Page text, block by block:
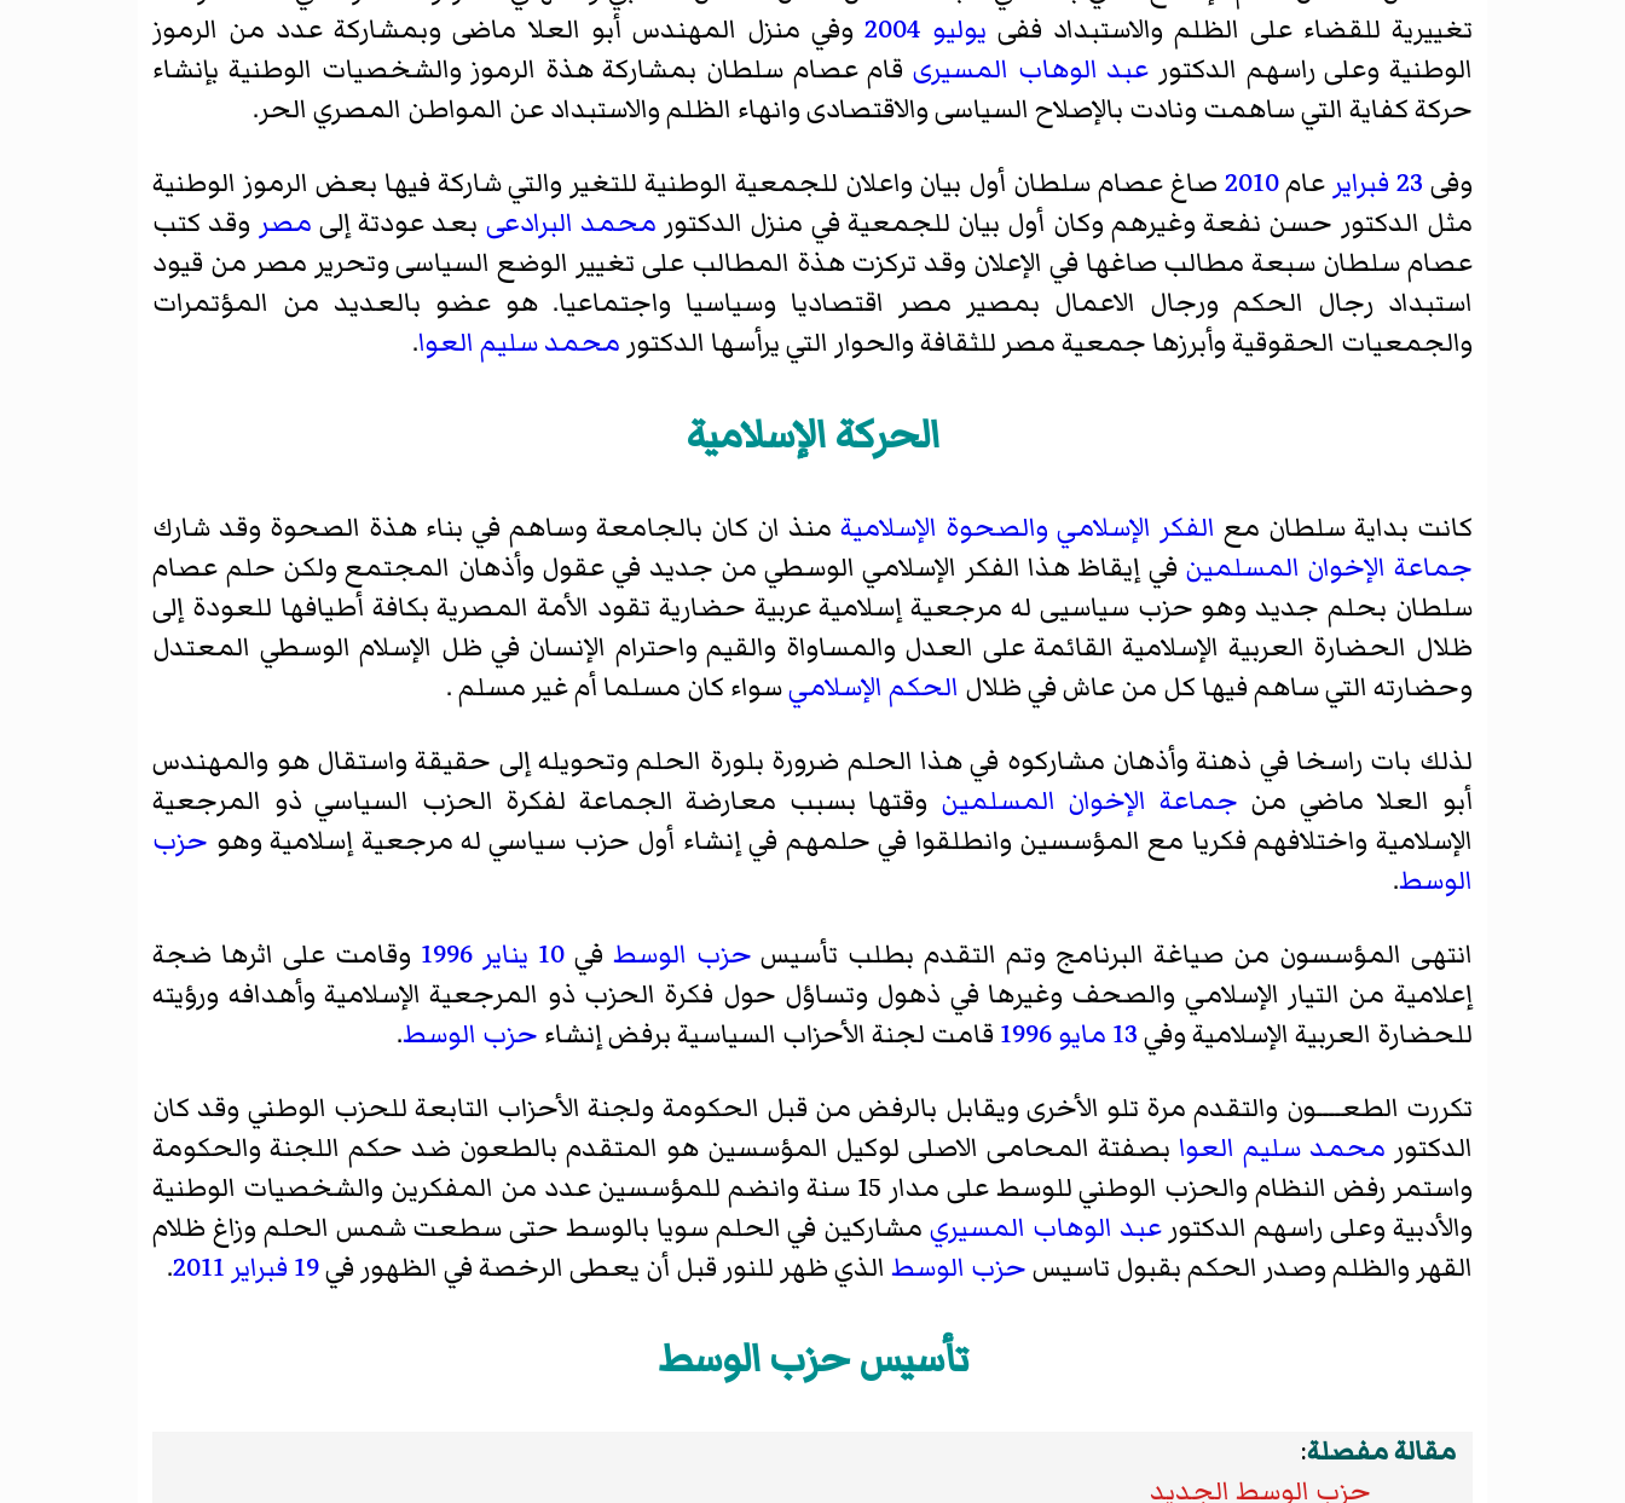
تغييرية للقضاء على الظلم والاستبداد ففى يوليو 2004 وفي منزل المهندس أبو العلا ماضىوبمشاركة عدد من الرموز
الوطنية وعلى راسهم الدكتور عبد الوهاب المسيرى قام عصام سلطان بمشاركة هذة الرموز والشخصيات الوطنية بإنشاء
حركة كفاية التي ساهمت ونادت بالإصلاح السياسى والاقتصادى وانهاء الظلم والاستبداد عن المواطن المصري الحر.
وفى 23 فبراير عام2010 صاغ عصام سلطان أول بيان واعلان للجمعية الوطنية للتغير والتي شاركة فيها بعض الرموز الوطنية
مثل الدكتور حسن نفعة وغيرهم وكان أول بيان للجمعية في منزل الدكتور محمد البرادعى بعد عودتة إلى مصر وقد كتب
عصام سلطان سبعة مطالب صاغها في الإعلان وقد تركزت هذة المطالب على تغيير الوضع السياسى وتحرير مصر من قيود
استبداد رجال الحكم ورجال الاعمال بمصير مصر اقتصاديا وسياسيا واجتماعيا. هو عضو بالعديد من المؤتمرات
والجمعيات الحقوقية وأبرزها جمعية مصر للثقافة والحوار التي يرأسها الدكتور محمد سليم العوا.
الحركة الإسلامية
كانت بداية سلطان مع الفكر الإسلامي والصحوة الإسلامية منذ ان كان بالجامعة وساهم في بناء هذة الصحوة وقد شارك
جماعة الإخوان المسلمين في إيقاظ هذا الفكر الإسلامي الوسطي من جديد في عقول وأذهان المجتمع ولكن حلم عصام
سلطان بحلم جديد وهو حزب سياسيى له مرجعية إسلامية عربية حضارية تقود الأمة المصرية بكافة أطيافها للعودة إلى
ظلال الحضارة العربية الإسلامية القائمة على العدل والمساواة والقيم واحترام الإنسان في ظل الإسلام الوسطي المعتدل
وحضارته التي ساهم فيها كل من عاش في ظلال الحكم الإسلاميسواء كان مسلما أم غير مسلم .
لذلك بات راسخا في ذهنة وأذهان مشاركوه في هذا الحلم ضرورة بلورة الحلم وتحويله إلى حقيقة واستقال هو والمهندس
أبو العلا ماضي من جماعة الإخوان المسلمين وقتها بسبب معارضة الجماعة لفكرة الحزب السياسي ذو المرجعية
الإسلامية واختلافهم فكريا مع المؤسسين وانطلقوا في حلمهم في إنشاء أول حزب سياسي له مرجعية إسلامية وهو حزب
الوسط.
انتهى المؤسسون من صياغة البرنامج وتم التقدم بطلب تأسيس حزب الوسط في10 يناير 1996 وقامت على اثرها ضجة
إعلامية من التيار الإسلامي والصحف وغيرها في ذهول وتساؤل حول فكرة الحزب ذو المرجعية الإسلامية وأهدافه ورؤيته
للحضارة العربية الإسلامية وفي13 مايو 1996 قامت لجنة الأحزاب السياسية برفض إنشاء حزب الوسط.
تكررت الطعــــون والتقدم مرة تلو الأخرى ويقابل بالرفض من قبل الحكومة ولجنة الأحزاب التابعة للحزب الوطني وقد كان
الدكتور محمد سليم العوا بصفتة المحامى الاصلى لوكيل المؤسسين هو المتقدم بالطعون ضد حكم اللجنة والحكومة
واستمر رفض النظام والحزب الوطني للوسط على مدار 15 سنة وانضم للمؤسسين عدد من المفكرين والشخصيات الوطنية
والأدبية وعلى راسهم الدكتورعبد الوهاب المسيري مشاركين في الحلم سويا بالوسط حتى سطعت شمس الحلم وزاغ ظلام
القهر والظلم وصدر الحكم بقبول تاسيسحزب الوسط الذي ظهر للنور قبل أن يعطى الرخصة في الظهور في19 فبراير 2011
.
تأسيس حزب الوسط
مقالة مفصلة:
حزب الوسط الجديد